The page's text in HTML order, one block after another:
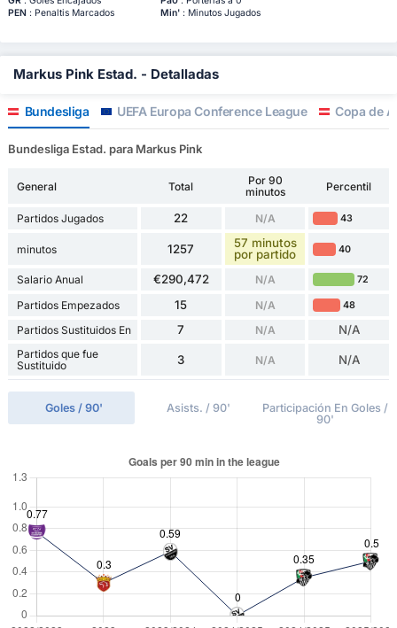
PEN: Penaltis Marcados Min': Minutos Jugados
Markus Pink Estad. - Detalladas
Bundesliga UEFA Europa Conference League Copa de
Bundesliga Estad. para Markus Pink
General Total
Por 90
minutos
Percentil
Partidos Jugados 22 N/A 43
minutos 1257
57 minutos
por partido
40
Salario Anual €290,472 N/A 72
Partidos Empezados 15 N/A 48
Partidos Sustituidos En 7 N/A N/A
Partidos que fue
Sustituido
3 N/A N/A
Goles / 90' Asists. / 90'
Participación En Goles /
90'